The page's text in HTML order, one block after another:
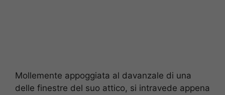
Mollemente appoggiata al davanzale di una
delle finestre del suo attico, si intravede appena